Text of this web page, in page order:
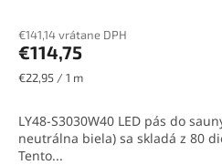
€141,14 vrátane DPH
€114,75
Jednotková
€22,95 / 1 m
LY48-S3030W40 LED pás do
neutrálna biela) sa skladá z 80
Tento...